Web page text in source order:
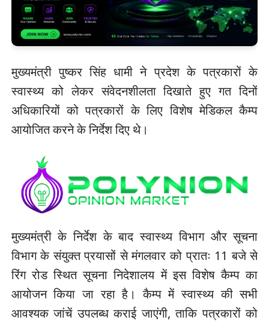
मुख्यमंत्री पुष्कर सिंह धामी ने प्रदेश के पत्रकारों के
स्वास्थ्य को लेकर संवेदनशीलता दिखाते हुए गत दिनों
अधिकारियों को पत्रकारों के लिए विशेष मेडिकल कैम्प
आयोजित करने के निर्देश दिए थे।
मुख्यमंत्री के निर्देश के बाद स्वास्थ्य विभाग और सूचना
विभाग के संयुक्त प्रयासों से मंगलवार को प्रातः 11 बजे से
रिंग रोड स्थित सूचना निदेशालय में इस विशेष कैम्प का
आयोजन किया जा रहा है। कैम्प में स्वास्थ्य की सभी
आवश्यक जांचें उपलब्ध कराई जाएंगी, ताकि पत्रकारों को